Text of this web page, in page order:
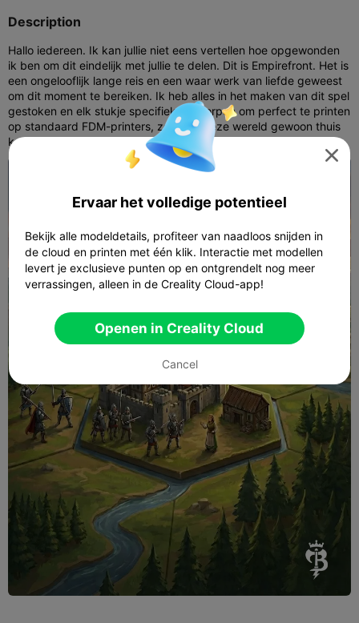
Description
Hallo iedereen. Ik kan jullie niet eens vertellen hoe opgewonden
ik ben om dit eindelijk met jullie te delen. Dit is Empirefront. Het is
een ongelooflijk lange reis en een waar werk van liefde geweest
om dit moment te bereiken. Ik heb alles in het maken van dit spel
gestoken en elk stukje specifiek ontworpen om perfect te printen
op standaard FDM-printers, zodat je deze wereld gewoon thuis
kunt bouwen.

Ervaar het volledige potentieel
Bekijk alle modeldetails, profiteer van naadloos snijden in
de cloud en printen met één klik. Interactie met modellen
levert je exclusieve punten op en ontgrendelt nog meer
verrassingen, alleen in de Creality Cloud-app!
Openen in Creality Cloud
Cancel